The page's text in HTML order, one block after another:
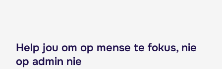
Help jou om op mense te fokus, nie
op admin nie